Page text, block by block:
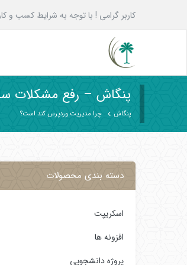
کاربر گرامی ! با توجه به شرایط کسب و کار بعد از
پنگاش – رفع مشکلات
پنگاش چرا مدیریت وردپرس کند است؟
دسته بندی محصولات
اسکریپت
افزونه ها
پروژه دانشجویی